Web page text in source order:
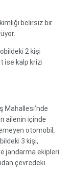
belirsiz bir
2 kişi
ise kalp krizi
Mahallesi’nde
ailenin içinde
otomobil,
3 kişi,
jandarma ekipleri
çevredeki